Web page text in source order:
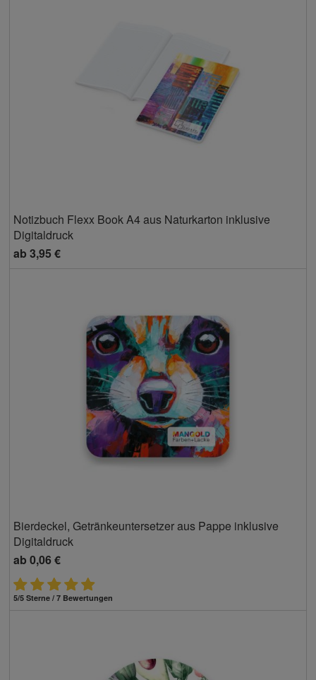
Notizbuch Flexx Book A4 aus Naturkarton inklusive
Digitaldruck
ab 3,95 €
Bierdeckel, Getränkeuntersetzer aus Pappe inklusive
Digitaldruck
ab 0,06 €
5/5 Sterne / 7 Bewertungen